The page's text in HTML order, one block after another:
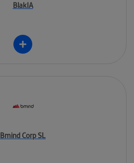
BlakIA
Bmind Corp SL